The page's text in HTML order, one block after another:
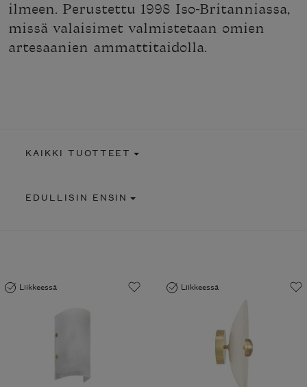
ilmeen. Perustettu 1998 Iso-Britanniassa,
missä valaisimet valmistetaan omien
artesaanien ammattitaidolla.
KAIKKI TUOTTEET
EDULLISIN ENSIN
Liikkeessä Liikkeessä